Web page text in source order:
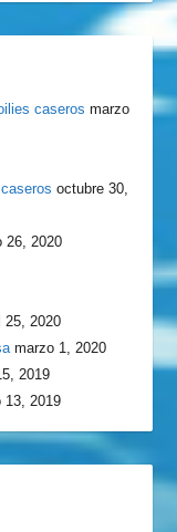
caseros marzo
octubre 30,
26, 2020
25, 2020
marzo 1, 2020
2019
13, 2019